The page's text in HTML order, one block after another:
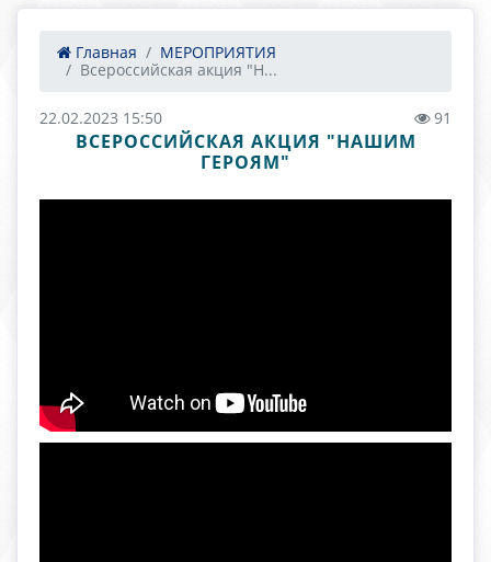
Главная
МЕРОПРИЯТИЯ
Всероссийская акция "Н...
22.02.2023 15:50 91
ВСЕРОССИЙСКАЯ АКЦИЯ "НАШИМ
ГЕРОЯМ"